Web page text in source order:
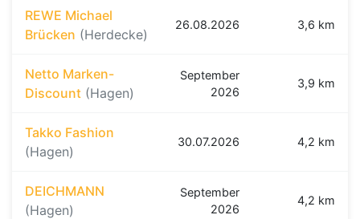
REWE Michael
Brücken (Herdecke)
26.08.2026 3,6 km
Netto Marken-
Discount (Hagen)
September
2026
3,9 km
Takko Fashion
(Hagen)
30.07.2026 4,2 km
DEICHMANN
(Hagen)
September
2026
4,2 km